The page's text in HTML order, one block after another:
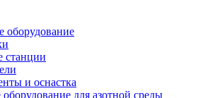
оборудование
станции
и оснастка
для азотной среды